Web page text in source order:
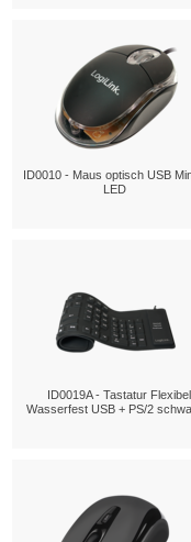
ID0010 - Maus optisch USB
LED
ID0019A - Tastatur Flexibel
Wasserfest USB + PS/2